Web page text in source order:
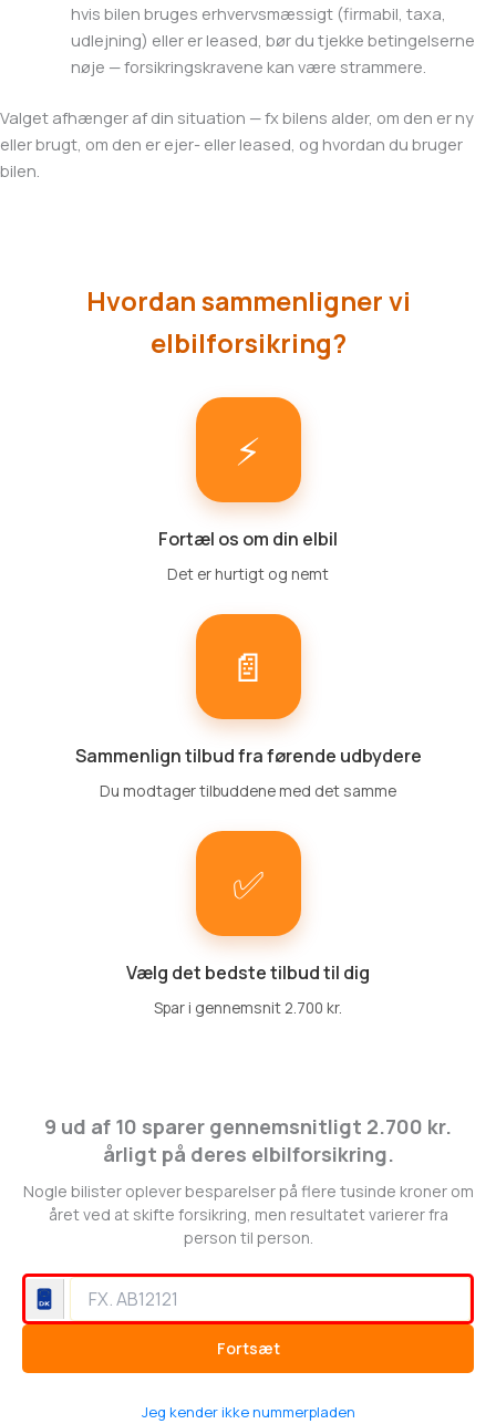
hvis bilen bruges erhvervsmæssigt (firmabil, taxa,
udlejning) eller er leased, bør du tjekke betingelserne
nøje — forsikringskravene kan være strammere.
Valget afhænger af din situation — fx bilens alder, om den er ny
eller brugt, om den er ejer- eller leased, og hvordan du bruger
bilen.
Hvordan sammenligner vi
elbilforsikring?
⚡
Fortæl os om din elbil
Det er hurtigt og nemt
📄
Sammenlign tilbud fra førende udbydere
Du modtager tilbuddene med det samme
✅
Vælg det bedste tilbud til dig
Spar i gennemsnit 2.700 kr.
9 ud af 10 sparer gennemsnitligt 2.700 kr.
årligt på deres elbilforsikring.
Nogle bilister oplever besparelser på flere tusinde kroner om
året ved at skifte forsikring, men resultatet varierer fra
person til person.
Fortsæt
Jeg kender ikke nummerpladen